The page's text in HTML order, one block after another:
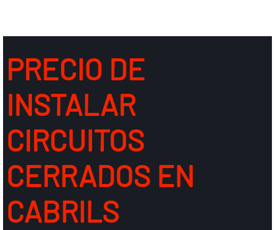
PRECIO DE
INSTALAR
CIRCUITOS
CERRADOS EN
CABRILS